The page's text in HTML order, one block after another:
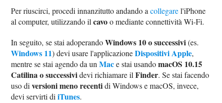
Per riuscirci, procedi innanzitutto andando acollegarel'iPhone
al computer, utilizzando ilcavoo mediante connettività Wi-Fi.
In seguito, se stai adoperandoWindows 10 o successivi(es.
Windows 11) devi usare l'applicazioneDispositivi Apple,
mentre se stai agendo da unMace stai usandomacOS 10.15
Catilina o successividevi richiamare ilFinder. Se stai facendo
uso diversioni meno recentidi Windows e macOS, invece,
devi servirti diiTunes.